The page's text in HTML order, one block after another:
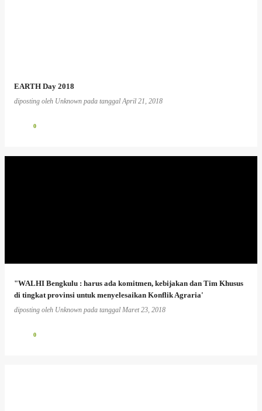
EARTH Day 2018
diposting oleh Unknown pada tanggalApril 21, 2018
0
"WALHI Bengkulu : harus ada komitmen, kebijakan dan Tim Khusus
di tingkat provinsi untuk menyelesaikan Konflik Agraria'
diposting oleh Unknown pada tanggal Maret 23, 2018
0